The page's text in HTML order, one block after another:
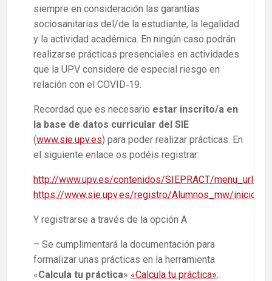
siempre en consideración las garantías
sociosanitarias del/de la estudiante, la legalidad
y la actividad académica. En ningún caso podrán
realizarse prácticas presenciales en actividades
que la UPV considere de especial riesgo en
relación con el COVID‐19.
Recordad que es necesario estar inscrito/a en
la base de datos curricular del SIE
(www.sie.upv.es) para poder realizar prácticas. En
el siguiente enlace os podéis registrar:
http://www.upv.es/contenidos/SIEPRACT/
https://www.sie.upv.es/registro/Alumnos_mw/
Y registrarse a través de la opción A
– Se cumplimentará la documentación para
formalizar unas prácticas en la herramienta
«Calcula tu práctica» «Calcula tu práctica».